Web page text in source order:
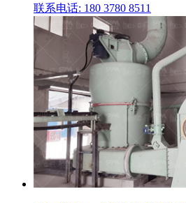
联系电话: 180 3780 8511